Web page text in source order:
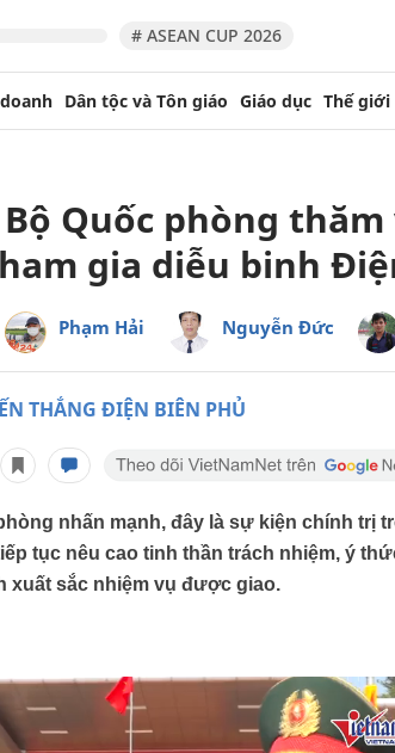
# ASEAN CUP 2026
Dân tộc và Tôn giáo Giáo dục Thế giới
Quốc phòng
gia diễu binh
Phạm Hải Nguyễn Đức
THẮNG ĐIỆN BIÊN PHỦ
nhấn mạnh, đây là sự kiện chính trị
tục nêu cao tinh thần trách nhiệm, ý
xuất sắc nhiệm vụ được giao.